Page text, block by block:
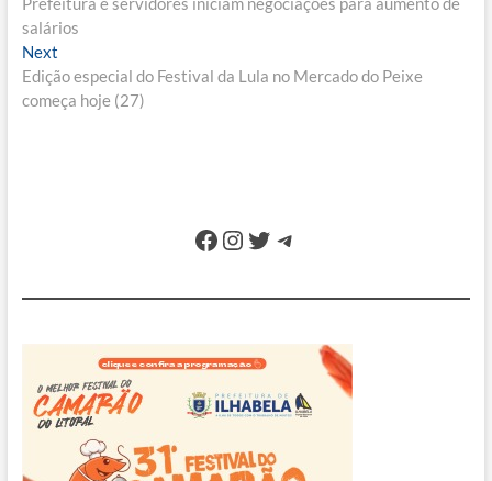
de
Post
salários
NextNext
post:
Edição especial do Festival da Lula no Mercado do Peixe
começa hoje (27)
Facebook
Instagram
Twitter
Telegram